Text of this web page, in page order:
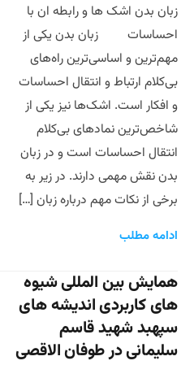
زبان بدن اشک ها و رابطه ان با
احساسات زبان بدن یکی از
مهم‌ترین و اساسی‌ترین راه‌های
بی‌کلام ارتباط و انتقال احساسات
و افکار است. اشک‌ها نیز یکی از
شاخص‌ترین نمادهای بی‌کلام
انتقال احساسات است و در زبان
بدن نقش مهمی دارند. در زیر به
برخی از نکات مهم درباره زبان […]
ادامه مطلب
همایش بین المللی شیوه
های کاربردی اندیشه های
سپهبد شهید قاسم
سلیمانی در طوفان الاقصی